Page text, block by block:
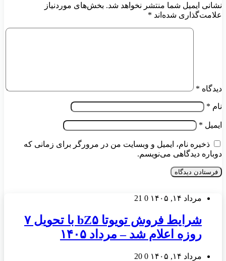
نشانی ایمیل شما منتشر نخواهد شد. بخش‌های موردنیاز
علامت‌گذاری شده‌اند *
دیدگاه *
نام *
ایمیل *
ذخیره نام، ایمیل و وبسایت من در مرورگر برای زمانی که
دوباره دیدگاهی می‌نویسم.
مرداد ۱۴, ۱۴۰۵ 0
21
شرایط فروش تویوتا bZ۵ با تحویل ۷
روزه اعلام شد – مرداد ۱۴۰۵
مرداد ۱۴, ۱۴۰۵ 0
20